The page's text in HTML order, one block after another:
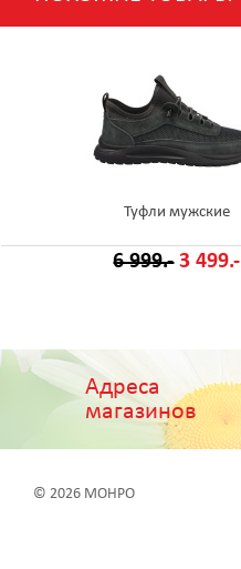
Туфли мужские
6 999.- 3 499.-
Адреса
магазинов
© 2026 МОНРО